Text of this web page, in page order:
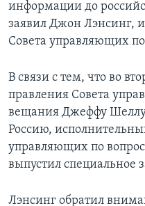
информации до
заявил Джон Лэнсинг,
Совета управляющих
В связи с тем, что во
правления Совета
вещания Джеффу Шеллу
Россию,
управляющих по
выпустил специальное
Лэнсинг обратил